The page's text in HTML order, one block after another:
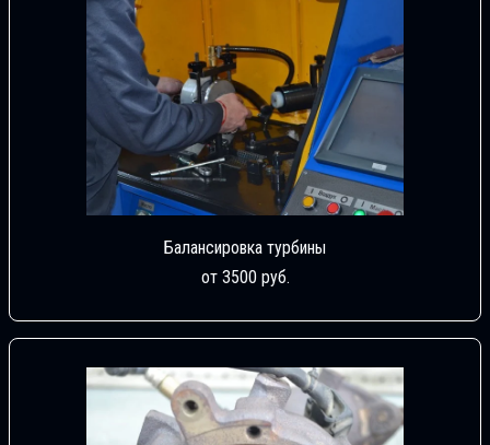
Балансировка турбины
от 3500 руб.